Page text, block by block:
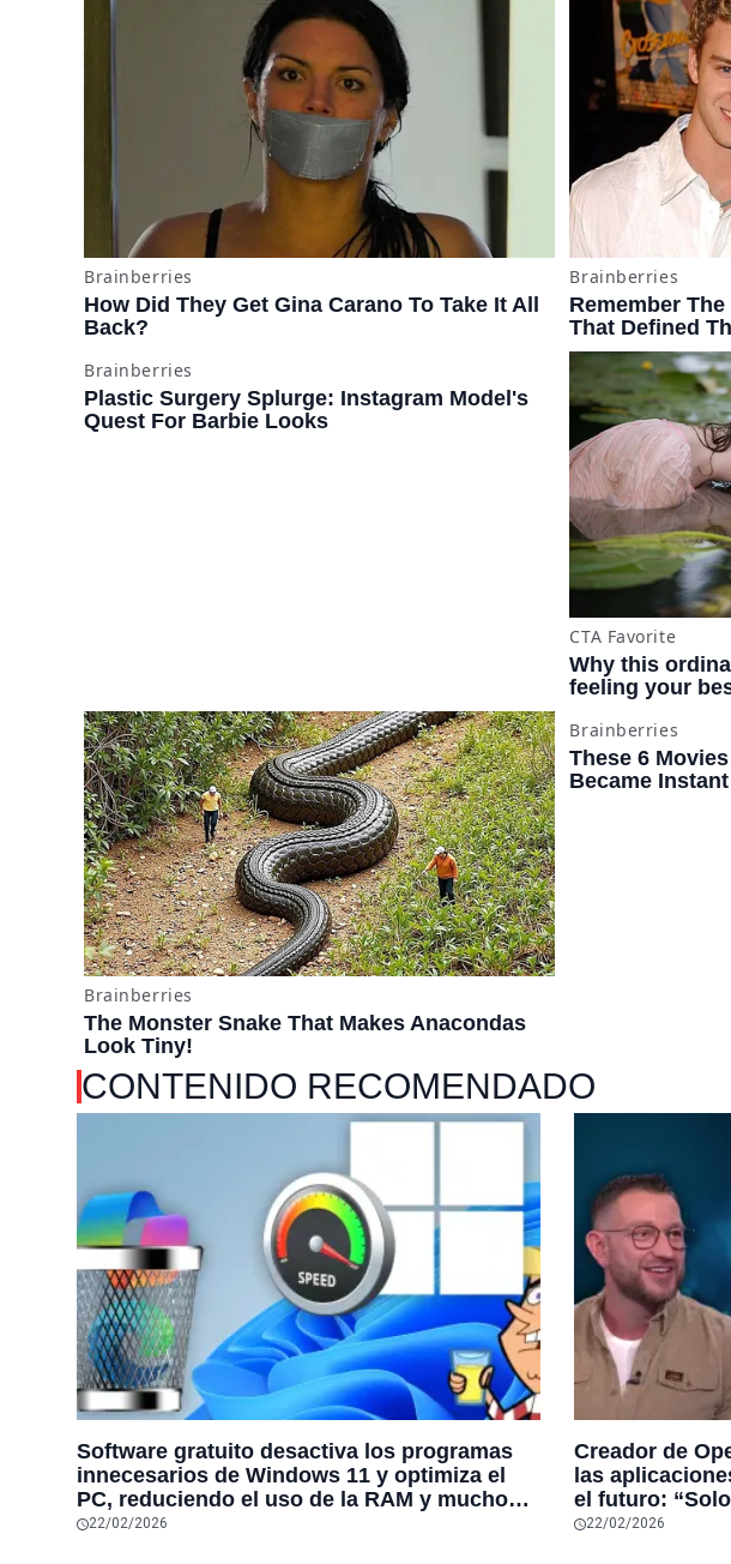
CONTENIDO RECOMENDADO
Software gratuito desactiva los programas
innecesarios de Windows 11 y optimiza el
PC, reduciendo el uso de la RAM y mucho
más
22/02/2026
Creador de
las
el futuro:
con sensores
22/02/2026